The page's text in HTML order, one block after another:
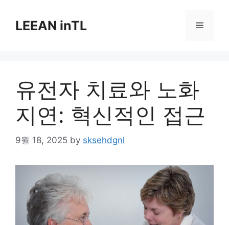
contentLEEAN inTL Menu
유전자 치료와 노화
지연: 혁신적인 접근
9월 18, 2025 by sksehdgnl